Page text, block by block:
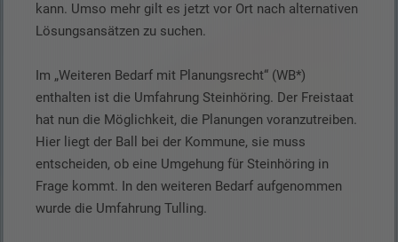
kann. Umso mehr gilt es jetzt vor Ort nach alternativen
Lösungsansätzen zu suchen.
Im „Weiteren Bedarf mit Planungsrecht“ (WB*)
enthalten ist die Umfahrung Steinhöring. Der Freistaat
hat nun die Möglichkeit, die Planungen voranzutreiben.
Hier liegt der Ball bei der Kommune, sie muss
entscheiden, ob eine Umgehung für Steinhöring in
Frage kommt. In den weiteren Bedarf aufgenommen
wurde die Umfahrung Tulling.